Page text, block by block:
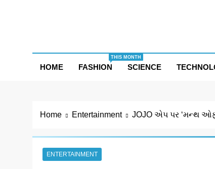
HOME FASHION
THIS MONTH
SCIENCE
Home Entertainment JOJO એપ પર ‘મન્થ
ENTERTAINMENT